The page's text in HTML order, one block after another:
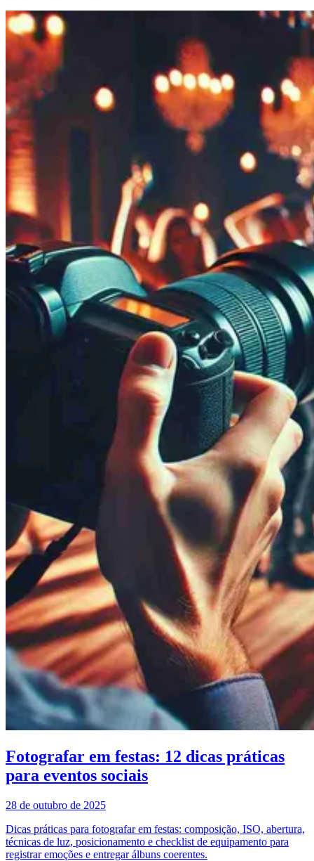
Fotografar em festas: 12 dicas práticas
para eventos sociais
28 de outubro de 2025
Dicas práticas para fotografar em festas: composição, ISO, abertura,
técnicas de luz, posicionamento e checklist de equipamento para
registrar emoções e entregar álbuns coerentes.